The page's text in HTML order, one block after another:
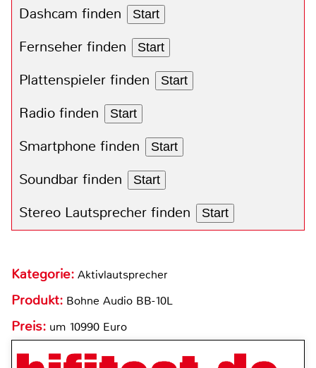
Dashcam finden Start
Fernseher finden Start
Plattenspieler finden Start
Radio finden Start
Smartphone finden Start
Soundbar finden Start
Stereo Lautsprecher finden Start
Kategorie: Aktivlautsprecher
Produkt: Bohne Audio BB-10L
Preis: um 10990 Euro